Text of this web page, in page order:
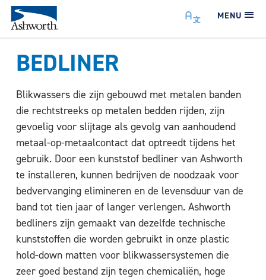
MENU
BEDLINER
Blikwassers die zijn gebouwd met metalen banden
die rechtstreeks op metalen bedden rijden, zijn
gevoelig voor slijtage als gevolg van aanhoudend
metaal-op-metaalcontact dat optreedt tijdens het
gebruik. Door een kunststof bedliner van Ashworth
te installeren, kunnen bedrijven de noodzaak voor
bedvervanging elimineren en de levensduur van de
band tot tien jaar of langer verlengen. Ashworth
bedliners zijn gemaakt van dezelfde technische
kunststoffen die worden gebruikt in onze plastic
hold-down matten voor blikwassersystemen die
zeer goed bestand zijn tegen chemicaliën, hoge